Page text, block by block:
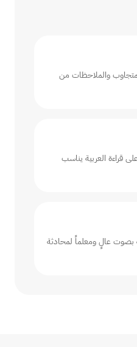
والملاحظات من
قراءة العربية يناسب
بصوت عالٍ ومعلماً لمحادثة